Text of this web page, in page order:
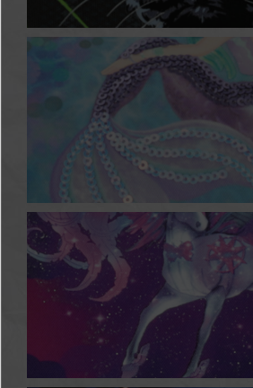
Wild Life
Mystic